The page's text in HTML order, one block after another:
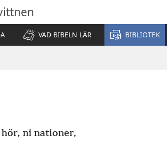
VAD BIBELN LÄR BIBLIOTEK
hör, ni nationer,